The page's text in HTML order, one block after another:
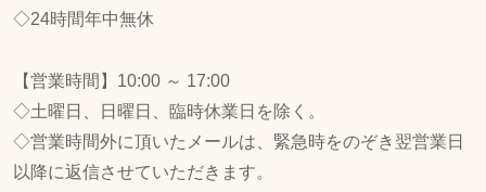
◇24時間年中無休
【営業時間】10:00 ～ 17:00
◇土曜日、日曜日、臨時休業日を除く。
◇営業時間外に頂いたメールは、緊急時をのぞき翌営業日
以降に返信させていただきます。